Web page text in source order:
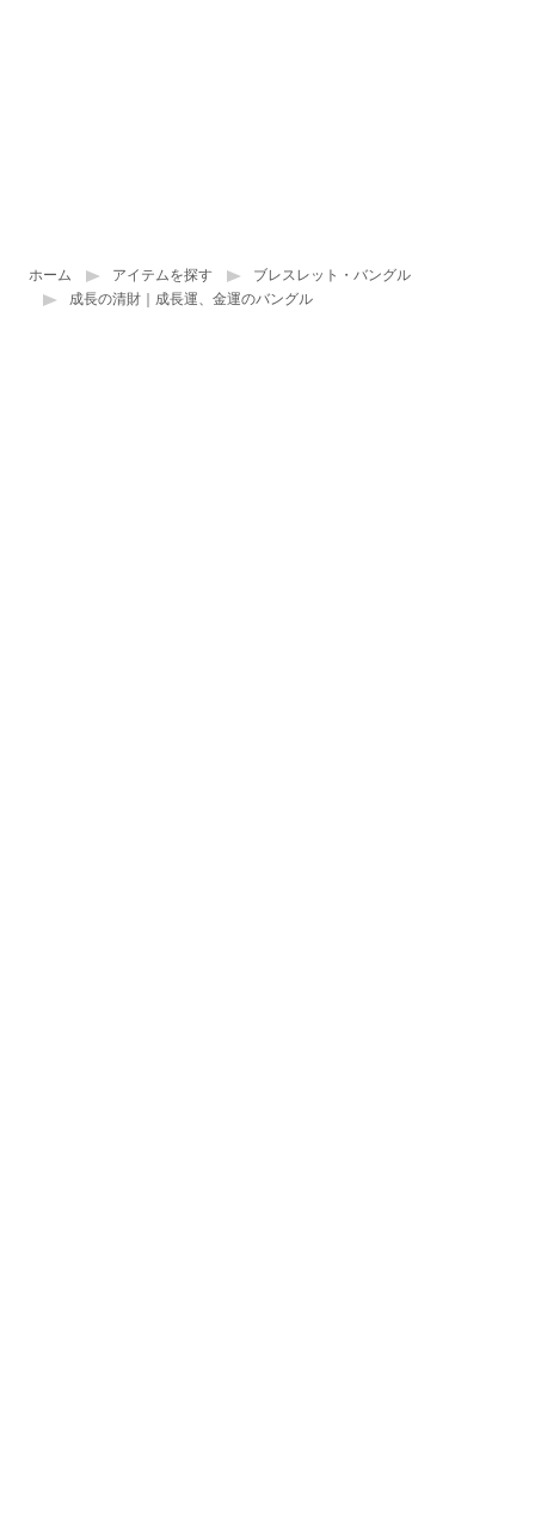
ホーム アイテムを探す
ブレスレット・バングル
成長の清財｜成長運、金運のバングル